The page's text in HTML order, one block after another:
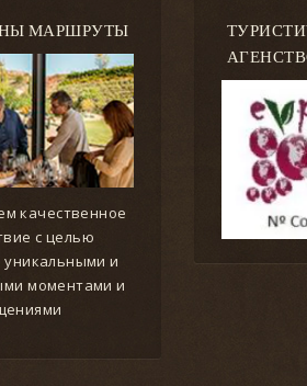
МАРШРУТЫ
качественное
с целью
уникальными и
моментами и